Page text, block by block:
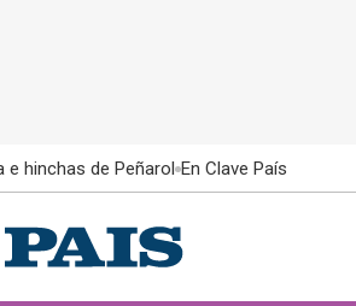
e hinchas de Peñarol En Clave País